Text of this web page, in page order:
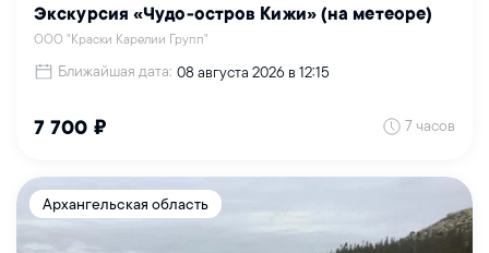
Экскурсия «Чудо-остров Кижи» (на метеоре)
ООО "Краски Карелии Групп"
Ближайшая дата: 08 августа 2026 в 12:15
7 700 ₽ 7 часов
Архангельская область